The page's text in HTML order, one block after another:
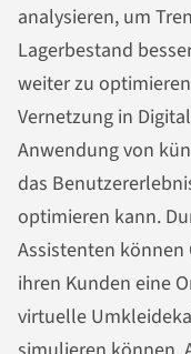
analysieren, um
Lagerbestand
weiter zu
Vernetzung in
Anwendung von
das
optimieren kann.
Assistenten
ihren Kunden eine
virtuelle